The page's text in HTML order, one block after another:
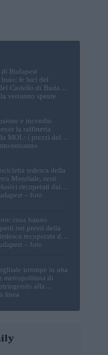
Budapest
buio: le luci del
Castello di Buda e
verranno spente
e incendio
la raffineria
MOL: i prezzi del
tedesca della
Mondiale, resti
recuperati dal
– foto
cosa hanno
nei pressi della
recuperata dal
– foto
irrompe in una
metropolitana di
alla
linea